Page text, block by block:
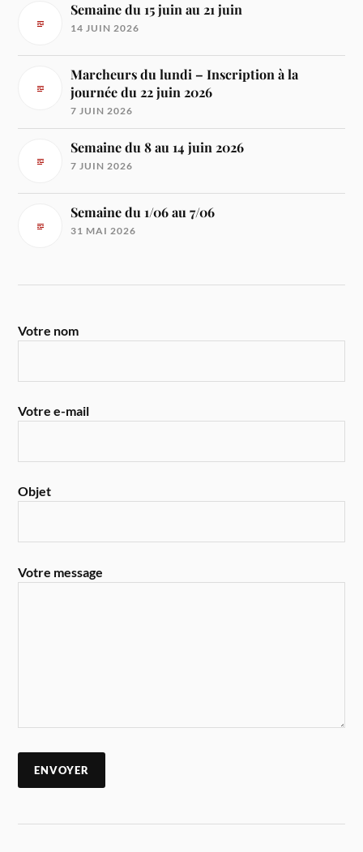
Semaine du 15 juin au 21 juin
14 JUIN 2026
Marcheurs du lundi – Inscription à la
journée du 22 juin 2026
7 JUIN 2026
Semaine du 8 au 14 juin 2026
7 JUIN 2026
Semaine du 1/06 au 7/06
31 MAI 2026
Votre nom
Votre e-mail
Objet
Votre message